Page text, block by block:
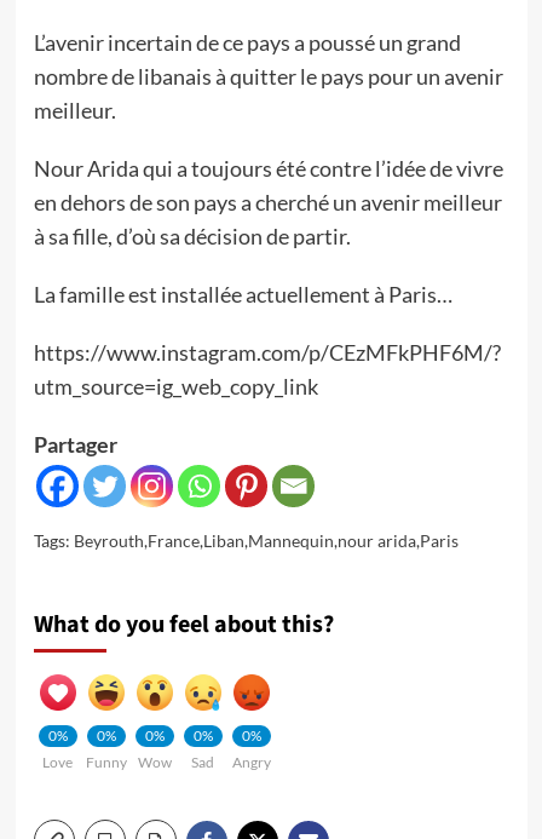
L’avenir incertain de ce pays a poussé un grand
nombre de libanais à quitter le pays pour un avenir
meilleur.
Nour Arida qui a toujours été contre l’idée de vivre
en dehors de son pays a cherché un avenir meilleur
à sa fille, d’où sa décision de partir.
La famille est installée actuellement à Paris…
https://www.instagram.com/p/CEzMFkPHF6M/?
utm_source=ig_web_copy_link
Partager
Tags: Beyrouth,France,Liban,Mannequin,nour arida,Paris
What do you feel about this?
0%
Love
0%
Funny
0%
Wow
0%
Sad
0%
Angry